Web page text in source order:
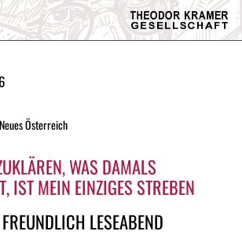
Theodor
Kramer
Österreich
WAS DAMALS
IST MEIN EINZIGES STREBEN
LESEABEND